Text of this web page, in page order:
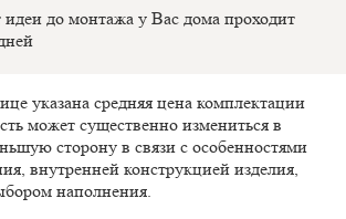
идеи до монтажа у Вас дома проходит
указана средняя цена комплектации
может существенно измениться в
сторону в связи с особенностями
внутренней конструкцией изделия,
наполнения.